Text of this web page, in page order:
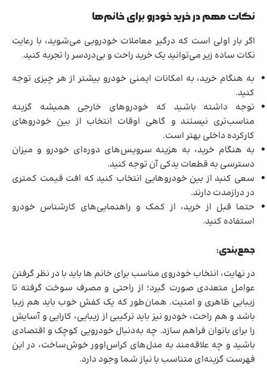
نکات مهم در خرید خودرو برای خانم‌ها
اگر بار اولی است که درگیر معاملات خودرویی می‌شوید، با رعایت
نکات ساده زیر می‌توانید یک خرید راحت و بی‌دردسر را تجربه کنید.
به هنگام خرید، به امکانات ایمنی خودرو بیشتر از هر چیزی توجه
کنید.
توجه داشته باشید که خودروهای خارجی همیشه گزینه
مناسب‌تری نیستند و گاهی اوقات انتخاب از بین خودروهای
کارکرده داخلی بهتر است.
به هنگام خرید، به هزینه سرویس‌های دوره‌ای خودرو و میزان
دسترسی به قطعات یدکی آن توجه کنید.
سعی کنید از بین خودروهایی انتخاب کنید که افت قیمت کمتری
در درازمدت دارند.
حتما قبل از خرید، از کمک و راهنمایی‌های کارشناس خودرو
استفاده کنید.
جمع‌بندی:
در نهایت، انتخاب خودروی مناسب برای خانم ها باید با در نظر گرفتن
عوامل متعددی صورت گیرد؛ از راحتی و مصرف سوخت گرفته تا
زیبایی ظاهری و امنیت. همان‌طور که یک کفش خوب باید هم زیبا
باشد و هم راحت، خودرو نیز باید ترکیبی از زیبایی، کارایی و آسایش
را برای بانوان فراهم سازد. چه به‌دنبال خودرویی کوچک و اقتصادی
باشید و چه علاقه‌مند به مدل‌های کراس‌اوور خوش‌ساخت، در این
فهرست گزینه‌ای متناسب با نیاز شما وجود دارد.